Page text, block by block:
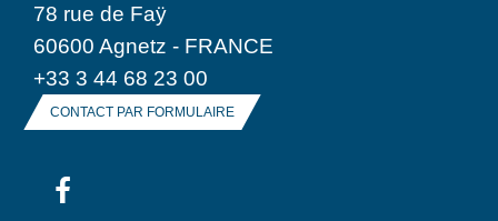
78 rue de Faÿ
60600 Agnetz - FRANCE
+33 3 44 68 23 00
CONTACT PAR FORMULAIRE